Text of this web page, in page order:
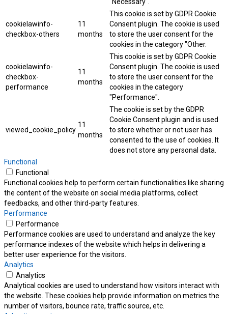
"Necessary".
cookielawinfo-
checkbox-others
11
months
This cookie is set by GDPR Cookie
Consent plugin. The cookie is used
to store the user consent for the
cookies in the category "Other.
cookielawinfo-
checkbox-
performance
11
months
This cookie is set by GDPR Cookie
Consent plugin. The cookie is used
to store the user consent for the
cookies in the category
"Performance".
viewed_cookie_policy
11
months
The cookie is set by the GDPR
Cookie Consent plugin and is used
to store whether or not user has
consented to the use of cookies. It
does not store any personal data.
Functional
Functional
Functional cookies help to perform certain functionalities like sharing
the content of the website on social media platforms, collect
feedbacks, and other third-party features.
Performance
Performance
Performance cookies are used to understand and analyze the key
performance indexes of the website which helps in delivering a
better user experience for the visitors.
Analytics
Analytics
Analytical cookies are used to understand how visitors interact with
the website. These cookies help provide information on metrics the
number of visitors, bounce rate, traffic source, etc.